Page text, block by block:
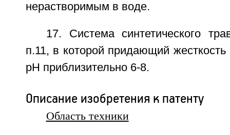
нерастворимым в воде.
17. Система синтетического
п.11, в которой придающий жесткость
рН приблизительно 6-8.
Описание изобретения к патенту
Область техники